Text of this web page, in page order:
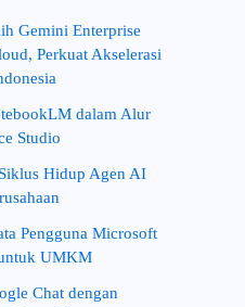
Gemini Enterprise
Perkuat Akselerasi
dalam Alur
Studio
Hidup Agen AI
Pengguna Microsoft
UMKM
Chat dengan